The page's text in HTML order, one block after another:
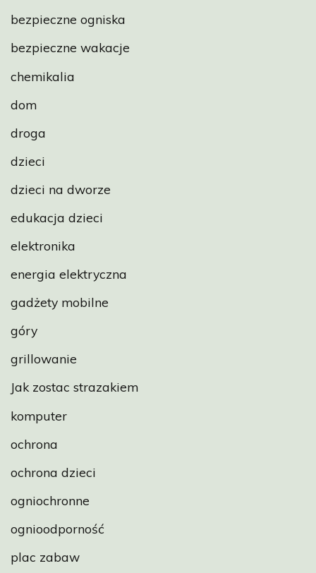
bezpieczne ogniska
bezpieczne wakacje
chemikalia
dom
droga
dzieci
dzieci na dworze
edukacja dzieci
elektronika
energia elektryczna
gadżety mobilne
góry
grillowanie
Jak zostac strazakiem
komputer
ochrona
ochrona dzieci
ogniochronne
ognioodporność
plac zabaw